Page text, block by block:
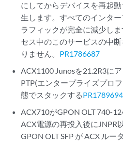
にしてからデバイスを再起
生します。すべてのインタ
ラフィックが完全に減少し
セス中のこのサービスの中
りません。 PR1786687
ACX1100 Junosを21.2R3に
PTP(エンタープライズプロ
態でスタックするPR1789694
ACX710がGPON OLT 740-
ACX電源の再投入後にJNPR
GPON OLT SFP が ACX ル